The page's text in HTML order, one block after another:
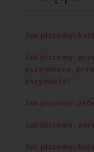
Jak piszemy:
Jak piszemy:
pszymierze,
pszymieże?
Jak piszemy:
Jak piszemy:
Jak piszemy: